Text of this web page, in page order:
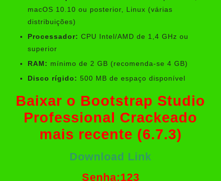
macOS 10.10 ou posterior, Linux (várias
distribuições)
Processador: CPU Intel/AMD de 1,4 GHz ou
superior
RAM: mínimo de 2 GB (recomenda-se 4 GB)
Disco rígido: 500 MB de espaço disponível
Baixar o Bootstrap Studio
Professional Crackeado
mais recente (6.7.3)
Download Link
Senha:123